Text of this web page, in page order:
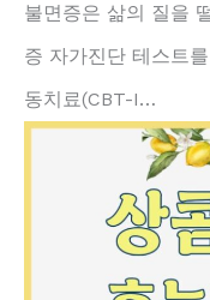
불면증은 삶의 질을
증 자가진단 테스트
동치료(CBT-I…